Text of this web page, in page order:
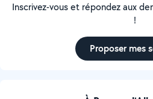
Inscrivez-vous et répondez aux
!
Proposer mes